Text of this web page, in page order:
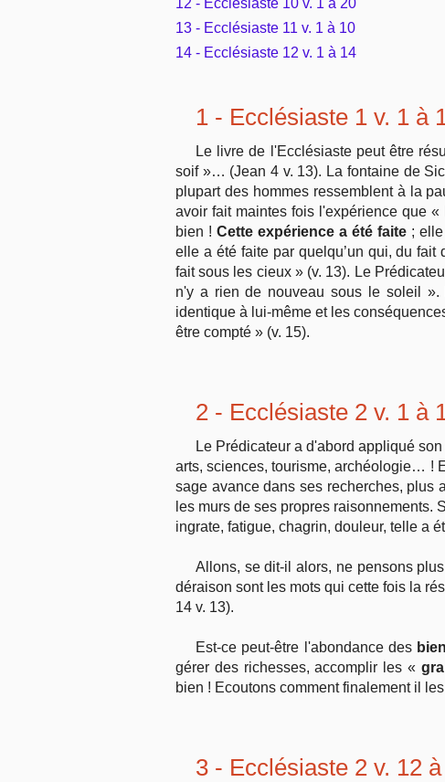
13 - Ecclésiaste 11 v. 1 à 10
14 - Ecclésiaste 12 v. 1 à 14
1 - Ecclésiaste 1 v. 1 à
Le livre de l'Ecclésiaste peut être
soif »… (Jean 4 v. 13). La fontaine de
plupart des hommes ressemblent à la
avoir fait maintes fois l'expérience que
bien !Cette expérience a été faite ;
elle a été faite par quelqu’un qui, du
fait sous les cieux » (v. 13). Le
n'y a rien de nouveau sous le soleil
identique à lui-même et les
être compté » (v. 15).
2 - Ecclésiaste 2 v. 1 à
Le Prédicateur a d'abord appliqué
arts, sciences, tourisme, archéologie… !
sage avance dans ses recherches, plus
les murs de ses propres
ingrate, fatigue, chagrin, douleur, telle a
Allons, se dit-il alors, ne pensons
déraison sont les mots qui cette fois la
14 v. 13).
Est-ce peut-être l'abondance des
gérer des richesses, accomplir les «
bien ! Ecoutons comment finalement il
3 - Ecclésiaste 2 v. 12